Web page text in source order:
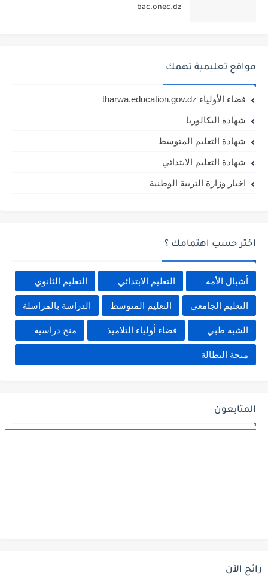
bac.onec.dz
مواقع تعليمية تهمك
فضاء الأولياء tharwa.education.gov.dz
شهادة البكالوريا
شهادة التعليم المتوسط
شهادة التعليم الابتدائي
اخبار وزارة التربية الوطنية
اختر حسب اهتمامك ؟
أشبال الأمة التعليم الابتدائي التعليم الثانوي
التعليم الجامعي التعليم المتوسط الدراسة بالمراسلة
الشبه طبي فضاء أولياء التلاميذ منح دراسية
منحة البطالة
المتابعون
رائج الآن